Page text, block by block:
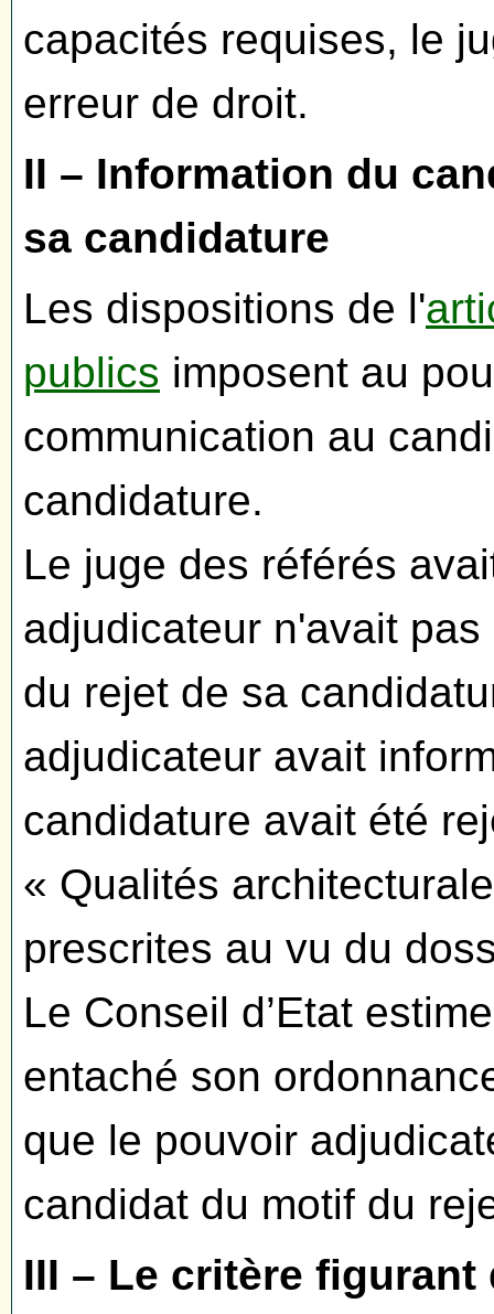
capacités requises, le
erreur de droit.
II – Information du
sa candidature
Les dispositions de l'
publics imposent au
communication au
candidature.
Le juge des référés
adjudicateur n'avait
du rejet de sa
adjudicateur avait
candidature avait été
« Qualités
prescrites au vu du
Le Conseil d’Etat
entaché son
que le pouvoir
candidat du motif du
III – Le critère